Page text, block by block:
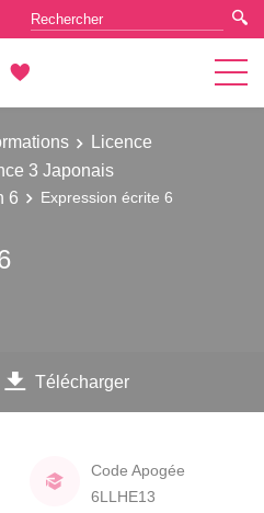
Licence
3 Japonais
6
Expression écrite 6
Télécharger
Code Apogée
6LLHE13